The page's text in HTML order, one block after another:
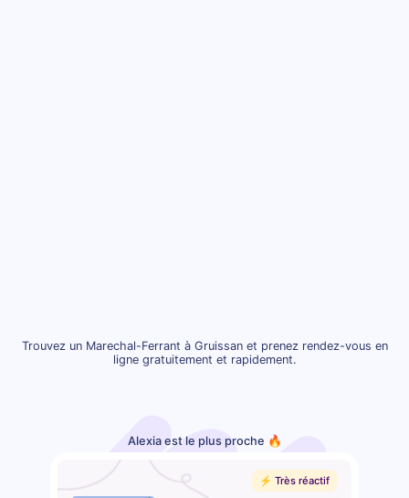
Trouvez un Marechal-Ferrant à Gruissan et prenez rendez-vous en
ligne gratuitement et rapidement.
Alexia est le plus proche 🔥
⚡️ Très réactif